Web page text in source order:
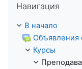
Навигация
В начало
Объявления
Курсы